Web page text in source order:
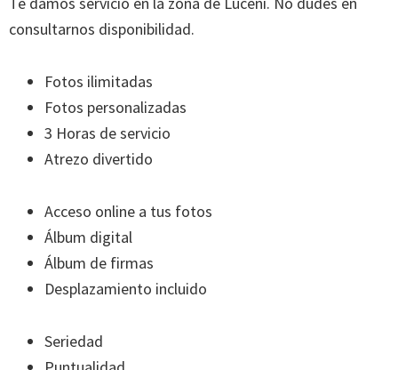
consultarnos disponibilidad.
Fotos ilimitadas
Fotos personalizadas
3 Horas de servicio
Atrezo divertido
Acceso online a tus fotos
Álbum digital
Álbum de firmas
Desplazamiento incluido
Seriedad